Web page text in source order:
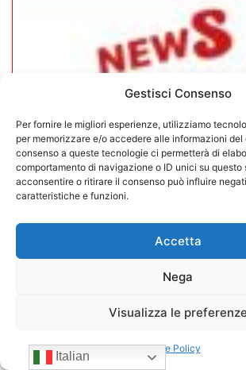
Gestisci Consenso
Per fornire le migliori esperienze, utilizziamo
per memorizzare e/o accedere alle informazioni del
consenso a queste tecnologie ci permetterà di
comportamento di navigazione o ID unici su questo
acconsentire o ritirare il consenso può influire
caratteristiche e funzioni.
Accetta
Nega
Visualizza le preferenze
Cookie Policy
In CONFIDA l’ingresso
associati
22/07/2026
Italian